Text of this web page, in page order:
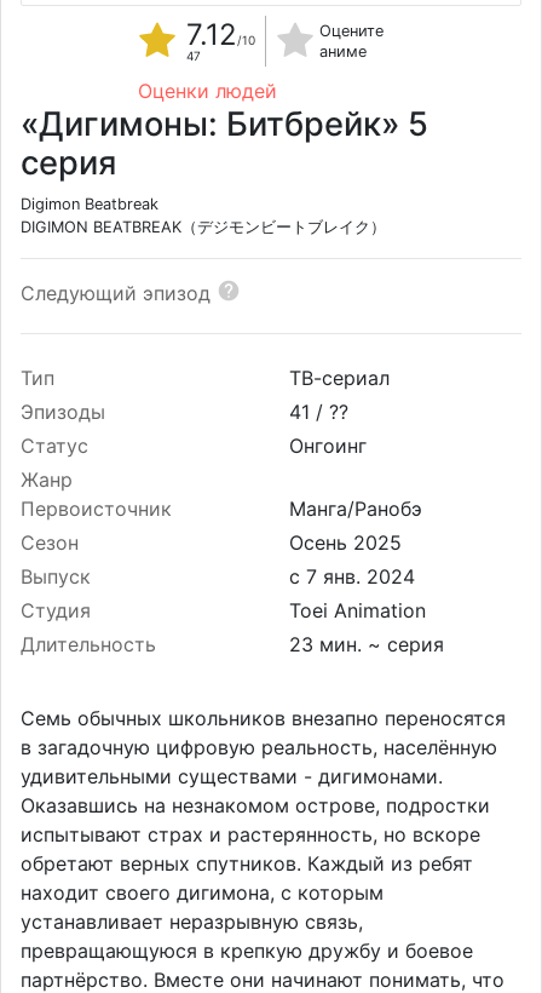
7.12 /10
47
Оцените
аниме
Оценки людей
«Дигимоны: Битбрейк» 5
серия
Digimon Beatbreak
DIGIMON BEATBREAK（デジモンビートブレイク）
Следующий эпизод
Тип
ТВ-сериал
Эпизоды
41 / ??
Статус
Онгоинг
Жанр
Первоисточник
Манга/Ранобэ
Сезон
Осень 2025
Выпуск
Студия
Toei Animation
Длительность
23 мин. ~ серия
Семь обычных школьников внезапно переносятся
в загадочную цифровую реальность, населённую
удивительными существами - дигимонами.
Оказавшись на незнакомом острове, подростки
испытывают страх и растерянность, но вскоре
обретают верных спутников. Каждый из ребят
находит своего дигимона, с которым
устанавливает неразрывную связь,
превращающуюся в крепкую дружбу и боевое
партнёрство. Вместе они начинают понимать, что